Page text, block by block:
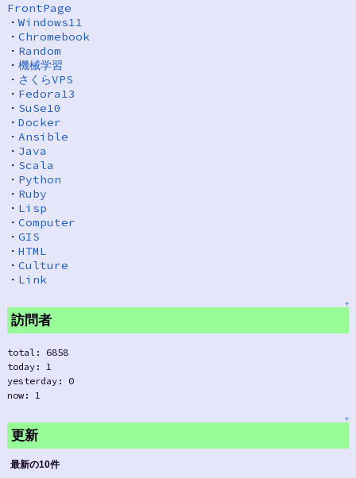
FrontPage
・Windows11
・ Chromebook
・ Random
・ 機械学習
・ さくらVPS
・ Fedora13
・ SuSe10
・ Docker
・ Ansible
・ Java
・ Scala
・ Python
・ Ruby
・ Lisp
・ Computer
・ GIS
・ HTML
・ Culture
・ Link
↑
訪問者
total: 6858
today: 1
yesterday: 0
now: 1
↑
更新
最新の10件